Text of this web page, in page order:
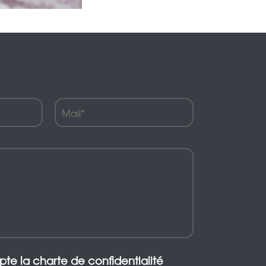
la charte de confidentialité